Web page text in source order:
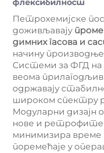
флексибилност
Петрохемијске
доживљавају
димних гасова и
начину производње
Системи за ФГД на
веома
одржавају
широком спектру
Модуларни дизајн
нове и
минимизира
поремећаје у